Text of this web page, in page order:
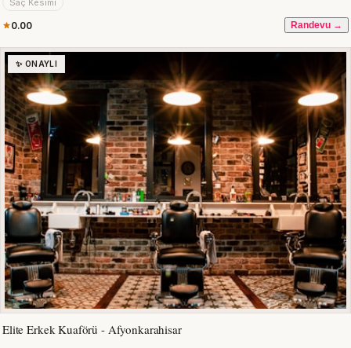
Saç Kesimi
0.00 Randevu →
✨ ONAYLI
Elite Erkek Kuaförü - Afyonkarahisar